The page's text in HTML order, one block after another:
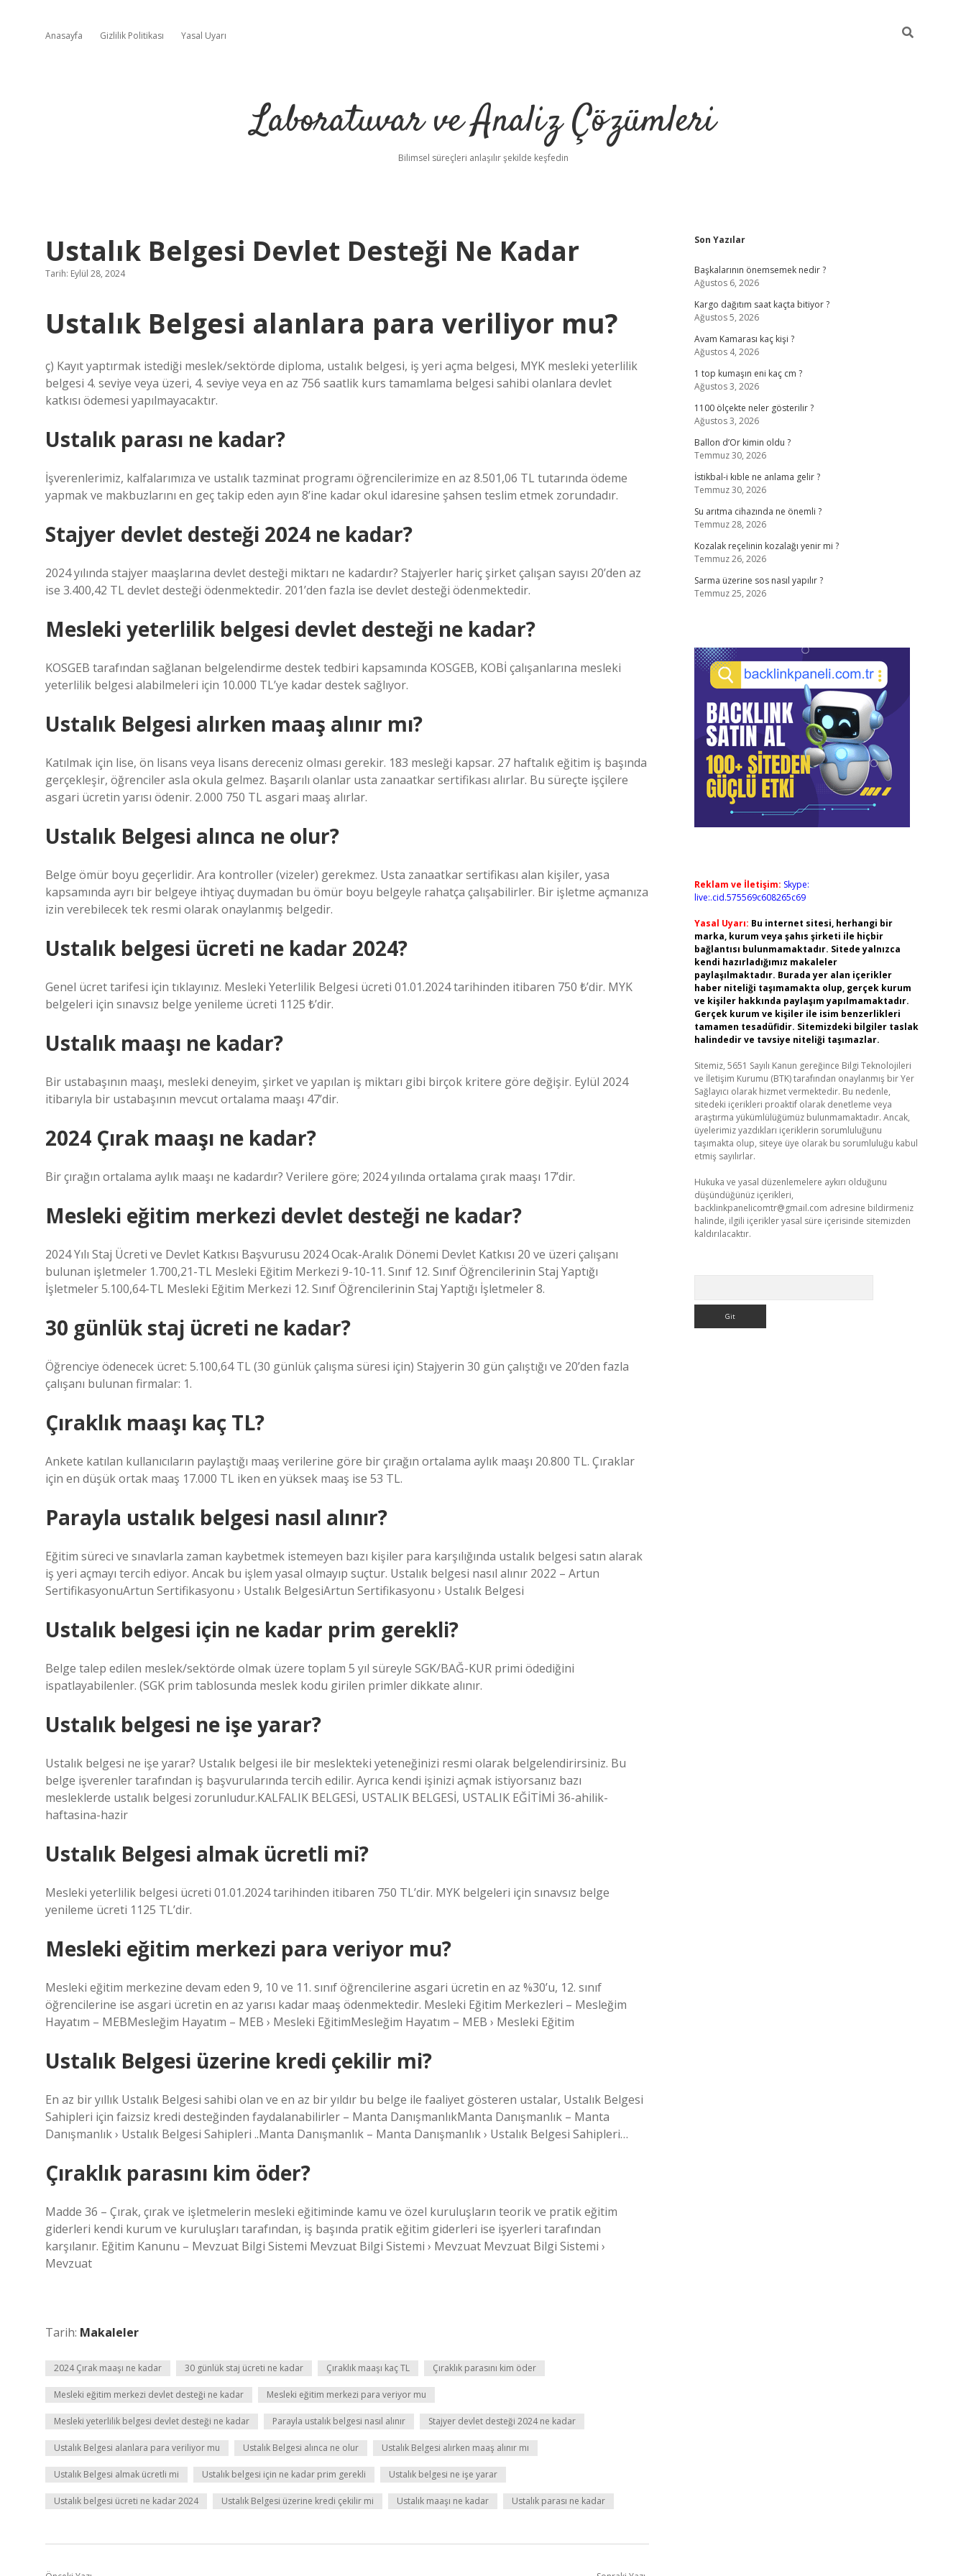
Anasayfa Gizlilik Politikası Yasal Uyarı
Laboratuvar ve Analiz Çözümleri
Bilimsel süreçleri anlaşılır şekilde keşfedin
Ustalık Belgesi Devlet Desteği Ne Kadar
Tarih: Eylül 28, 2024
Ustalık Belgesi alanlara para veriliyor mu?
ç) Kayıt yaptırmak istediği meslek/sektörde diploma, ustalık belgesi, iş yeri açma belgesi, MYK mesleki yeterlilik
belgesi 4. seviye veya üzeri, 4. seviye veya en az 756 saatlik kurs tamamlama belgesi sahibi olanlara devlet
katkısı ödemesi yapılmayacaktır.
Ustalık parası ne kadar?
İşverenlerimiz, kalfalarımıza ve ustalık tazminat programı öğrencilerimize en az 8.501,06 TL tutarında ödeme
yapmak ve makbuzlarını en geç takip eden ayın 8’ine kadar okul idaresine şahsen teslim etmek zorundadır.
Stajyer devlet desteği 2024 ne kadar?
2024 yılında stajyer maaşlarına devlet desteği miktarı ne kadardır? Stajyerler hariç şirket çalışan sayısı 20’den az
ise 3.400,42 TL devlet desteği ödenmektedir. 201’den fazla ise devlet desteği ödenmektedir.
Mesleki yeterlilik belgesi devlet desteği ne kadar?
KOSGEB tarafından sağlanan belgelendirme destek tedbiri kapsamında KOSGEB, KOBİ çalışanlarına mesleki
yeterlilik belgesi alabilmeleri için 10.000 TL’ye kadar destek sağlıyor.
Ustalık Belgesi alırken maaş alınır mı?
Katılmak için lise, ön lisans veya lisans dereceniz olması gerekir. 183 mesleği kapsar. 27 haftalık eğitim iş başında
gerçekleşir, öğrenciler asla okula gelmez. Başarılı olanlar usta zanaatkar sertifikası alırlar. Bu süreçte işçilere
asgari ücretin yarısı ödenir. 2.000 750 TL asgari maaş alırlar.
Ustalık Belgesi alınca ne olur?
Belge ömür boyu geçerlidir. Ara kontroller (vizeler) gerekmez. Usta zanaatkar sertifikası alan kişiler, yasa
kapsamında ayrı bir belgeye ihtiyaç duymadan bu ömür boyu belgeyle rahatça çalışabilirler. Bir işletme açmanıza
izin verebilecek tek resmi olarak onaylanmış belgedir.
Ustalık belgesi ücreti ne kadar 2024?
Genel ücret tarifesi için tıklayınız. Mesleki Yeterlilik Belgesi ücreti 01.01.2024 tarihinden itibaren 750 ₺’dir. MYK
belgeleri için sınavsız belge yenileme ücreti 1125 ₺’dir.
Ustalık maaşı ne kadar?
Bir ustabaşının maaşı, mesleki deneyim, şirket ve yapılan iş miktarı gibi birçok kritere göre değişir. Eylül 2024
itibarıyla bir ustabaşının mevcut ortalama maaşı 47’dir.
2024 Çırak maaşı ne kadar?
Bir çırağın ortalama aylık maaşı ne kadardır? Verilere göre; 2024 yılında ortalama çırak maaşı 17’dir.
Mesleki eğitim merkezi devlet desteği ne kadar?
2024 Yılı Staj Ücreti ve Devlet Katkısı Başvurusu 2024 Ocak-Aralık Dönemi Devlet Katkısı 20 ve üzeri çalışanı
bulunan işletmeler 1.700,21-TL Mesleki Eğitim Merkezi 9-10-11. Sınıf 12. Sınıf Öğrencilerinin Staj Yaptığı
İşletmeler 5.100,64-TL Mesleki Eğitim Merkezi 12. Sınıf Öğrencilerinin Staj Yaptığı İşletmeler 8.
30 günlük staj ücreti ne kadar?
Öğrenciye ödenecek ücret: 5.100,64 TL (30 günlük çalışma süresi için) Stajyerin 30 gün çalıştığı ve 20’den fazla
çalışanı bulunan firmalar: 1.
Çıraklık maaşı kaç TL?
Ankete katılan kullanıcıların paylaştığı maaş verilerine göre bir çırağın ortalama aylık maaşı 20.800 TL. Çıraklar
için en düşük ortak maaş 17.000 TL iken en yüksek maaş ise 53 TL.
Parayla ustalık belgesi nasıl alınır?
Eğitim süreci ve sınavlarla zaman kaybetmek istemeyen bazı kişiler para karşılığında ustalık belgesi satın alarak
iş yeri açmayı tercih ediyor. Ancak bu işlem yasal olmayıp suçtur. Ustalık belgesi nasıl alınır 2022 – Artun
SertifikasyonuArtun Sertifikasyonu › Ustalık BelgesiArtun Sertifikasyonu › Ustalık Belgesi
Ustalık belgesi için ne kadar prim gerekli?
Belge talep edilen meslek/sektörde olmak üzere toplam 5 yıl süreyle SGK/BAĞ-KUR primi ödediğini
ispatlayabilenler. (SGK prim tablosunda meslek kodu girilen primler dikkate alınır.
Ustalık belgesi ne işe yarar?
Ustalık belgesi ne işe yarar? Ustalık belgesi ile bir meslekteki yeteneğinizi resmi olarak belgelendirirsiniz. Bu
belge işverenler tarafından iş başvurularında tercih edilir. Ayrıca kendi işinizi açmak istiyorsanız bazı
mesleklerde ustalık belgesi zorunludur.KALFALIK BELGESİ, USTALIK BELGESİ, USTALIK EĞİTİMİ 36-ahilik-
haftasina-hazir
Ustalık Belgesi almak ücretli mi?
Mesleki yeterlilik belgesi ücreti 01.01.2024 tarihinden itibaren 750 TL’dir. MYK belgeleri için sınavsız belge
yenileme ücreti 1125 TL’dir.
Mesleki eğitim merkezi para veriyor mu?
Mesleki eğitim merkezine devam eden 9, 10 ve 11. sınıf öğrencilerine asgari ücretin en az %30’u, 12. sınıf
öğrencilerine ise asgari ücretin en az yarısı kadar maaş ödenmektedir. Mesleki Eğitim Merkezleri – Mesleğim
Hayatım – MEBMesleğim Hayatım – MEB › Mesleki EğitimMesleğim Hayatım – MEB › Mesleki Eğitim
Ustalık Belgesi üzerine kredi çekilir mi?
En az bir yıllık Ustalık Belgesi sahibi olan ve en az bir yıldır bu belge ile faaliyet gösteren ustalar, Ustalık Belgesi
Sahipleri için faizsiz kredi desteğinden faydalanabilirler – Manta DanışmanlıkManta Danışmanlık – Manta
Danışmanlık › Ustalık Belgesi Sahipleri ..Manta Danışmanlık – Manta Danışmanlık › Ustalık Belgesi Sahipleri…
Çıraklık parasını kim öder?
Madde 36 – Çırak, çırak ve işletmelerin mesleki eğitiminde kamu ve özel kuruluşların teorik ve pratik eğitim
giderleri kendi kurum ve kuruluşları tarafından, iş başında pratik eğitim giderleri ise işyerleri tarafından
karşılanır. Eğitim Kanunu – Mevzuat Bilgi Sistemi Mevzuat Bilgi Sistemi › Mevzuat Mevzuat Bilgi Sistemi ›
Mevzuat
Tarih: Makaleler
2024 Çırak maaşı ne kadar 30 günlük staj ücreti ne kadar Çıraklık maaşı kaç TL Çıraklık parasını kim öder
Mesleki eğitim merkezi devlet desteği ne kadar Mesleki eğitim merkezi para veriyor mu
Mesleki yeterlilik belgesi devlet desteği ne kadar Parayla ustalık belgesi nasıl alınır Stajyer devlet desteği 2024 ne kadar
Ustalık Belgesi alanlara para veriliyor mu Ustalık Belgesi alınca ne olur Ustalık Belgesi alırken maaş alınır mı
Ustalık Belgesi almak ücretli mi Ustalık belgesi için ne kadar prim gerekli Ustalık belgesi ne işe yarar
Ustalık belgesi ücreti ne kadar 2024 Ustalık Belgesi üzerine kredi çekilir mi Ustalık maaşı ne kadar Ustalık parası ne kadar
Sidebar
Son Yazılar
Başkalarının önemsemek nedir ?
Ağustos 6, 2026
Kargo dağıtım saat kaçta bitiyor ?
Ağustos 5, 2026
Avam Kamarası kaç kişi ?
Ağustos 4, 2026
1 top kumaşın eni kaç cm ?
Ağustos 3, 2026
1100 ölçekte neler gösterilir ?
Ağustos 3, 2026
Ballon d’Or kimin oldu ?
Temmuz 30, 2026
İstikbal-i kıble ne anlama gelir ?
Temmuz 30, 2026
Su arıtma cihazında ne önemli ?
Temmuz 28, 2026
Kozalak reçelinin kozalağı yenir mi ?
Temmuz 26, 2026
Sarma üzerine sos nasıl yapılır ?
Temmuz 25, 2026
Reklam ve İletişim: Skype:
live:.cid.575569c608265c69
Yasal Uyarı: Bu internet sitesi, herhangi bir
marka, kurum veya şahıs şirketi ile hiçbir
bağlantısı bulunmamaktadır. Sitede yalnızca
kendi hazırladığımız makaleler
paylaşılmaktadır. Burada yer alan içerikler
haber niteliği taşımamakta olup, gerçek kurum
ve kişiler hakkında paylaşım yapılmamaktadır.
Gerçek kurum ve kişiler ile isim benzerlikleri
tamamen tesadüfidir. Sitemizdeki bilgiler taslak
halindedir ve tavsiye niteliği taşımazlar.
Sitemiz, 5651 Sayılı Kanun gereğince Bilgi Teknolojileri
ve İletişim Kurumu (BTK) tarafından onaylanmış bir Yer
Sağlayıcı olarak hizmet vermektedir. Bu nedenle,
sitedeki içerikleri proaktif olarak denetleme veya
araştırma yükümlülüğümüz bulunmamaktadır. Ancak,
üyelerimiz yazdıkları içeriklerin sorumluluğunu
taşımakta olup, siteye üye olarak bu sorumluluğu kabul
etmiş sayılırlar.
Hukuka ve yasal düzenlemelere aykırı olduğunu
düşündüğünüz içerikleri,
backlinkpanelicomtr@gmail.com adresine bildirmeniz
halinde, ilgili içerikler yasal süre içerisinde sitemizden
kaldırılacaktır.